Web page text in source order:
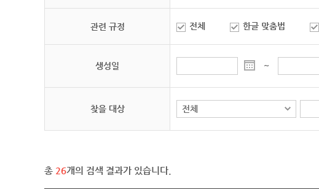
관련 규정 전체 한글 맞춤법
생성일 ~
찾을 대상
총 26개의 검색 결과가 있습니다.